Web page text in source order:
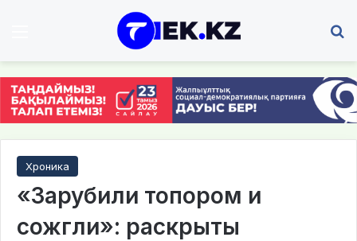
Хроника
«Зарубили топором и
сожгли»: раскрыты